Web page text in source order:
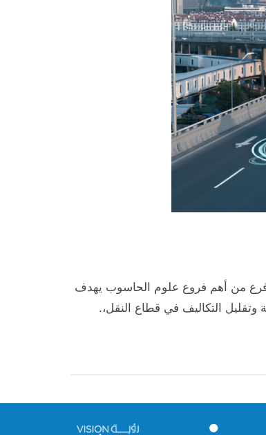
فرع من أهم فروع علوم الحاسوب يهدف
وتقليل التكاليف في قطاع النقل،.